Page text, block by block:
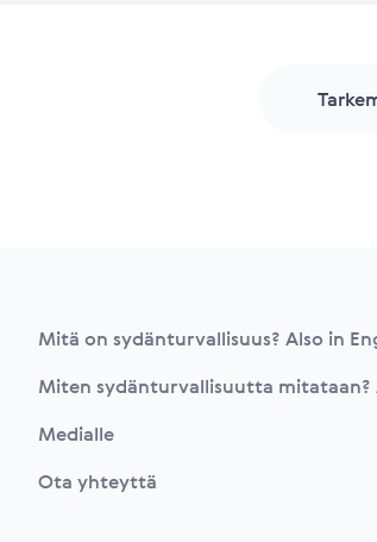
Mitä on sydänturvallisuus? Also in
Miten sydänturvallisuutta mitataan?
Medialle
Ota yhteyttä